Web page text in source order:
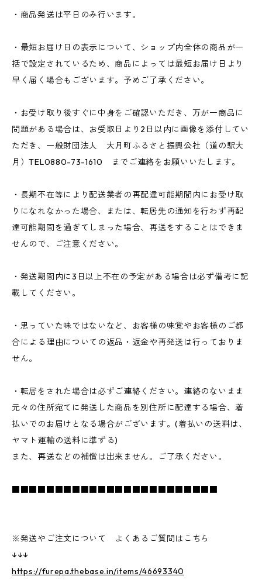
・商品発送は平日のみ行います。
・最短お届け日の表示について、ショップ内全体の商品が一
括で設定されているため、商品によっては最短お届け日より
早く届く場合もございます。予めご了承ください。
・お受け取り後すぐに中身をご確認いただき、万が一商品に
問題がある場合は、お受取日より2日以内に画像を添付してい
ただき、一般財団法人 大月町ふるさと振興公社（道の駅大
月）TEL0880-73-1610 までご連絡をお願いいたします。
・長期不在等により配送業者の再配達可能期間内にお受け取
りになれなかった場合、または、転居先の通知を行わず再配
達可能期間を過ぎてしまった場合、再送をすることはできま
せんので、ご注意ください。
・発送期間内に3日以上不在の予定がある場合は必ず備考に記
載してください。
・思っていた味ではないなど、お客様の味覚やお客様のご都
合による理由についての返品・返金や再発送は行っておりま
せん。
・転居をされた場合は必ずご連絡ください。連絡のないまま
元々の住所宛てに発送した商品を別住所に配達する場合、着
払いでのお届けとなる場合がございます。(着払いの送料は、
ヤマト運輸の送料に準ずる)
また、再送などの補償は出来ません。ご了承ください。
■■■■■■■■■■■■■■■■■■■■■■■■
※発送やご注文について よくあるご質問はこちら
↓↓↓
https://furepa.thebase.in/items/46693340